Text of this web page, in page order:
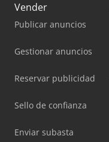
Vender
Publicar anuncios
Gestionar anuncios
Reservar publicidad
Sello de confianza
Enviar subasta